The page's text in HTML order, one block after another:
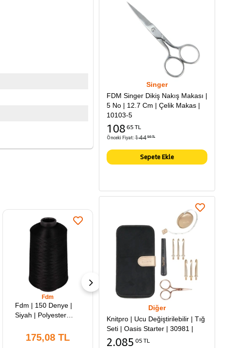
Fdm
Fdm | 150 Denye |
Siyah | Polyester
70.000 Metre | Muz
175,08 TL
Fdm
Fdm | 150 Denye
Beyaz Polyester
Overlok İpliği |
70.000 Metre | Muz
İplik
159,92 TL
Singer
FDM Singer Dikiş Nakış Makası |
5 No | 12.7 Cm | Çelik Makas |
10103-5
108 65 TL
Önceki Fiyat:144 86 TL
Sepete Ekle
Diğer
Knitpro | Ucu Değiştirilebilir | Tığ
Seti | Oasis Starter | 30981 |
2.085 05 TL